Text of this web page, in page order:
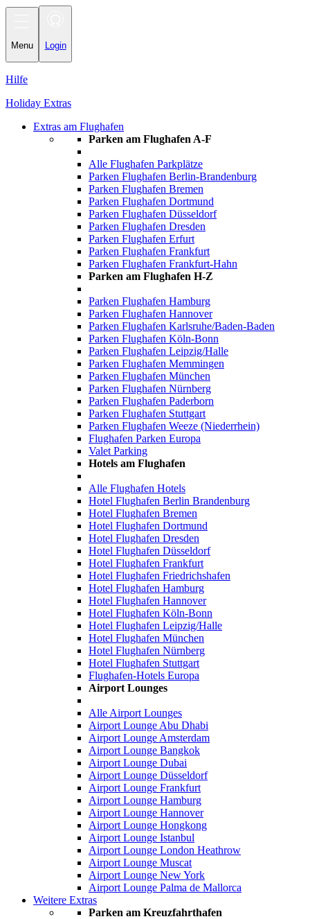
Menu Login
Hilfe
Holiday Extras
Extras am Flughafen
Parken am Flughafen A-F
Alle Flughafen Parkplätze
Parken Flughafen Berlin-Brandenburg
Parken Flughafen Bremen
Parken Flughafen Dortmund
Parken Flughafen Düsseldorf
Parken Flughafen Dresden
Parken Flughafen Erfurt
Parken Flughafen Frankfurt
Parken Flughafen Frankfurt-Hahn
Parken am Flughafen H-Z
Parken Flughafen Hamburg
Parken Flughafen Hannover
Parken Flughafen Karlsruhe/Baden-Baden
Parken Flughafen Köln-Bonn
Parken Flughafen Leipzig/Halle
Parken Flughafen Memmingen
Parken Flughafen München
Parken Flughafen Nürnberg
Parken Flughafen Paderborn
Parken Flughafen Stuttgart
Parken Flughafen Weeze (Niederrhein)
Flughafen Parken Europa
Valet Parking
Hotels am Flughafen
Alle Flughafen Hotels
Hotel Flughafen Berlin Brandenburg
Hotel Flughafen Bremen
Hotel Flughafen Dortmund
Hotel Flughafen Dresden
Hotel Flughafen Düsseldorf
Hotel Flughafen Frankfurt
Hotel Flughafen Friedrichshafen
Hotel Flughafen Hamburg
Hotel Flughafen Hannover
Hotel Flughafen Köln-Bonn
Hotel Flughafen Leipzig/Halle
Hotel Flughafen München
Hotel Flughafen Nürnberg
Hotel Flughafen Stuttgart
Flughafen-Hotels Europa
Airport Lounges
Alle Airport Lounges
Airport Lounge Abu Dhabi
Airport Lounge Amsterdam
Airport Lounge Bangkok
Airport Lounge Dubai
Airport Lounge Düsseldorf
Airport Lounge Frankfurt
Airport Lounge Hamburg
Airport Lounge Hannover
Airport Lounge Hongkong
Airport Lounge Istanbul
Airport Lounge London Heathrow
Airport Lounge Muscat
Airport Lounge New York
Airport Lounge Palma de Mallorca
Weitere Extras
Parken am Kreuzfahrthafen